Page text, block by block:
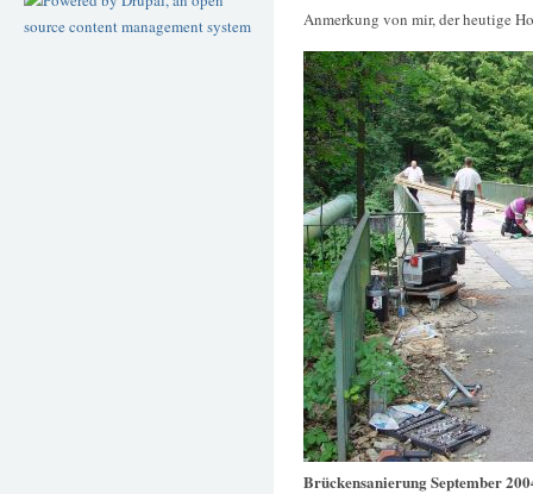
Anmerkung von mir, der heutige
Brückensanierung September